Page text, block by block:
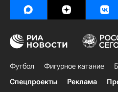
Футбол Фигурное катание
Спецпроекты
Реклама